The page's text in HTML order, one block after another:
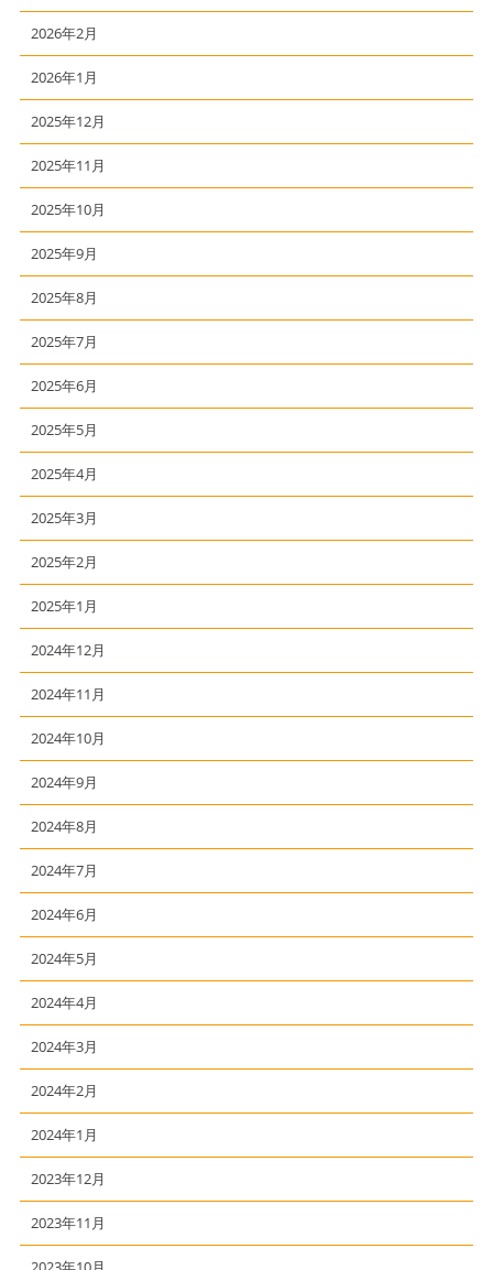
2026年2月
2026年1月
2025年12月
2025年11月
2025年10月
2025年9月
2025年8月
2025年7月
2025年6月
2025年5月
2025年4月
2025年3月
2025年2月
2025年1月
2024年12月
2024年11月
2024年10月
2024年9月
2024年8月
2024年7月
2024年6月
2024年5月
2024年4月
2024年3月
2024年2月
2024年1月
2023年12月
2023年11月